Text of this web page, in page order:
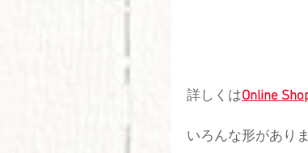
詳しくはOnline
いろんな形があり